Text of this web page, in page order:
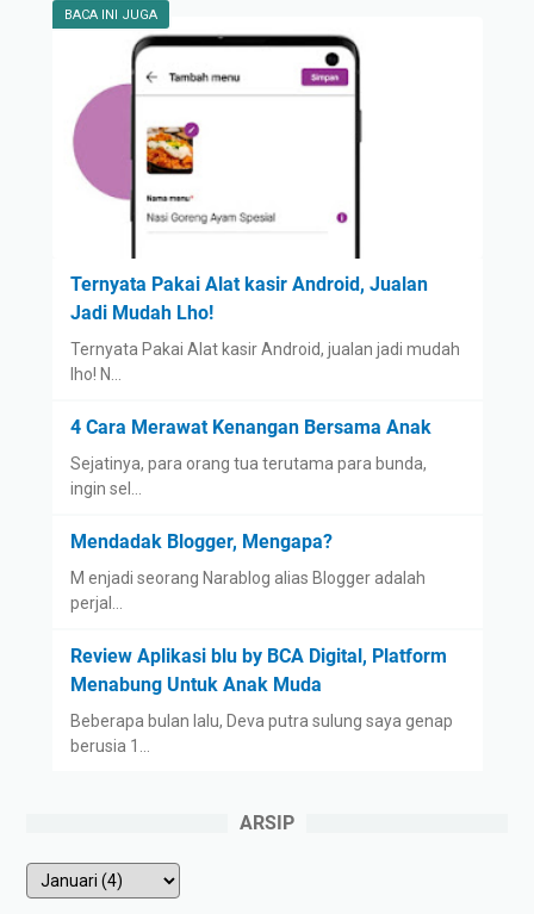
BACA INI JUGA
Ternyata Pakai Alat kasir Android, Jualan
Jadi Mudah Lho!
Ternyata Pakai Alat kasir Android, jualan jadi mudah
lho! N…
4 Cara Merawat Kenangan Bersama Anak
Sejatinya, para orang tua terutama para bunda,
ingin sel…
Mendadak Blogger, Mengapa?
M enjadi seorang Narablog alias Blogger adalah
perjal…
Review Aplikasi blu by BCA Digital, Platform
Menabung Untuk Anak Muda
Beberapa bulan lalu, Deva putra sulung saya genap
berusia 1…
ARSIP